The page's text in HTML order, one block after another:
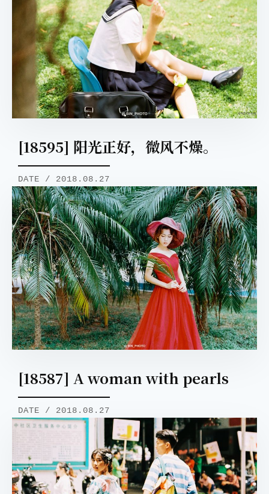
[18595] 阳光正好，微风不燥。
DATE / 2018.08.27
[18587] A woman with pearls
DATE / 2018.08.27
取消 搜索